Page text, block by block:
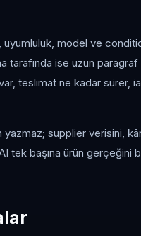
model ve
tarafında ise uzun
teslimat ne kadar sürer,
supplier verisini, kâr
tek başına ürün gerçeğini